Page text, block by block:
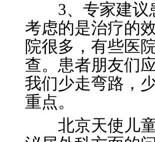
3、专家建议患
考虑的是治疗的
院很多，有些医
查。患者朋友们
我们少走弯路，
重点。
北京天使儿童